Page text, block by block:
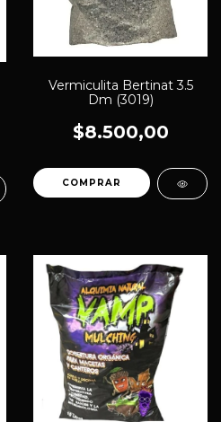
Vermiculita Bertinat 3.5
Dm (3019)
$8.500,00